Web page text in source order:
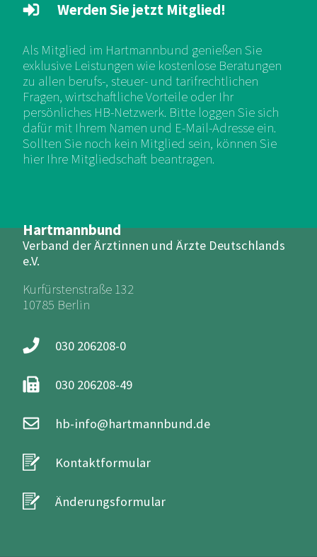
Hartmannbund
Verband der Ärztinnen und Ärzte Deutschlands
e.V.
Kurfürstenstraße 132
10785 Berlin
030 206208-0
030 206208-49
hb-info@hartmannbund.de
Kontaktformular
Änderungsformular
Werden Sie jetzt Mitglied!
Als Mitglied im Hartmannbund genießen Sie
exklusive Leistungen wie kostenlose Beratungen
zu allen berufs-, steuer- und tarifrechtlichen
Fragen, wirtschaftliche Vorteile oder Ihr
persönliches HB-Netzwerk. Bitte loggen Sie sich
dafür mit Ihrem Namen und E-Mail-Adresse ein.
Sollten Sie noch kein Mitglied sein, können Sie
hier Ihre Mitgliedschaft beantragen.